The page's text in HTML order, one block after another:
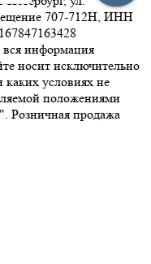
707-712Н, ИНН
информация
носит исключительно
условиях не
положениями
Розничная продажа